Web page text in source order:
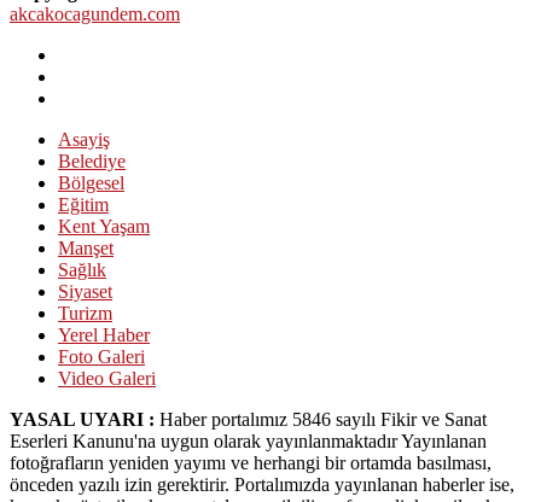
akcakocagundem.com
Asayiş
Belediye
Bölgesel
Eğitim
Kent Yaşam
Manşet
Sağlık
Siyaset
Turizm
Yerel Haber
Foto Galeri
Video Galeri
YASAL UYARI : Haber portalımız 5846 sayılı Fikir ve Sanat
Eserleri Kanunu'na uygun olarak yayınlanmaktadır Yayınlanan
fotoğrafların yeniden yayımı ve herhangi bir ortamda basılması,
önceden yazılı izin gerektirir. Portalımızda yayınlanan haberler ise,